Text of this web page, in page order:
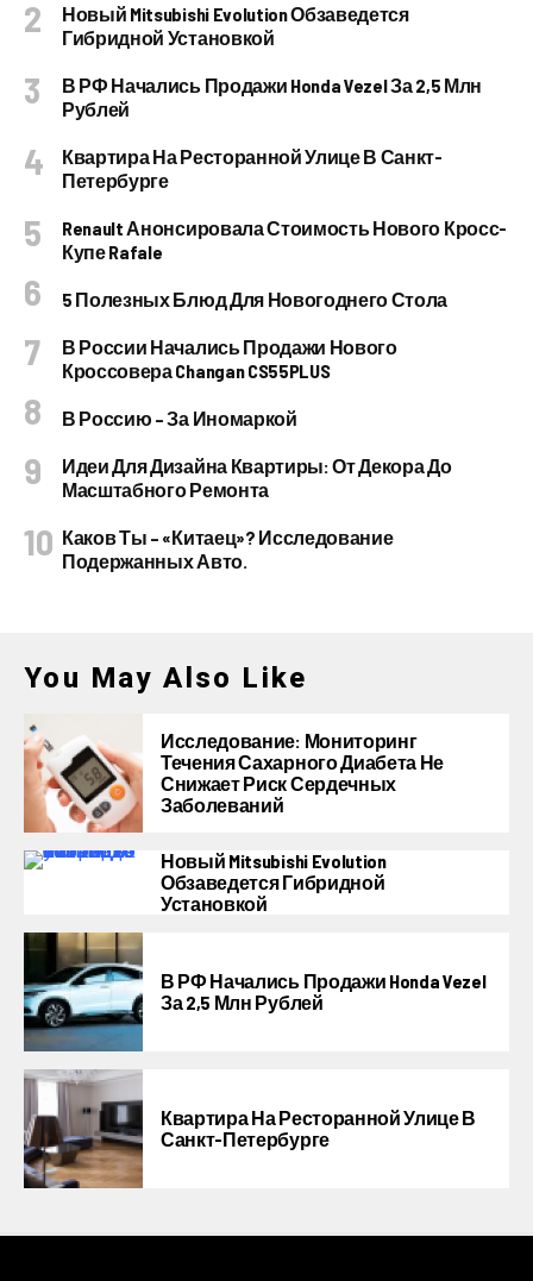
Новый Mitsubishi Evolution Обзаведется
Гибридной Установкой
В РФ Начались Продажи Honda Vezel За 2,5 Млн
Рублей
Квартира На Ресторанной Улице В Санкт-
Петербурге
Renault Анонсировала Стоимость Нового Кросс-
Купе Rafale
5 Полезных Блюд Для Новогоднего Стола
В России Начались Продажи Нового
Кроссовера Changan CS55PLUS
В Россию – За Иномаркой
Идеи Для Дизайна Квартиры: От Декора До
Масштабного Ремонта
Каков Ты – «китаец»? Исследование
Подержанных Авто.
You May Also Like
Исследование: Мониторинг
Течения Сахарного Диабета Не
Снижает Риск Сердечных
Заболеваний
Новый Mitsubishi Evolution
Обзаведется Гибридной
Установкой
В РФ Начались Продажи Honda Vezel
За 2,5 Млн Рублей
Квартира На Ресторанной Улице В
Санкт-Петербурге